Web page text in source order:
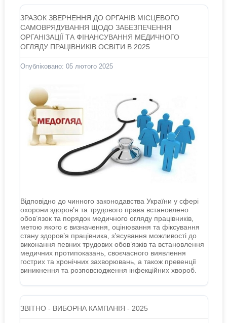
ЗРАЗОК ЗВЕРНЕННЯ ДО ОРГАНІВ МІСЦЕВОГО
САМОВРЯДУВАННЯ ЩОДО ЗАБЕЗПЕЧЕННЯ
ОРГАНІЗАЦІЇ ТА ФІНАНСУВАННЯ МЕДИЧНОГО
ОГЛЯДУ ПРАЦІВНИКІВ ОСВІТИ В 2025
Опубліковано: 05 лютого 2025
Відповідно до чинного законодавства України у сфері
охорони здоров’я та трудового права встановлено
обов’язок та порядок медичного огляду працівників,
метою якого є визначення, оцінювання та фіксування
стану здоров’я працівника, з’ясування можливості до
виконання певних трудових обов’язків та встановлення
медичних протипоказань, своєчасного виявлення
гострих та хронічних захворювань, а також превенції
виникнення та розповсюдження інфекційних хвороб.
ЗВІТНО - ВИБОРНА КАМПАНІЯ - 2025